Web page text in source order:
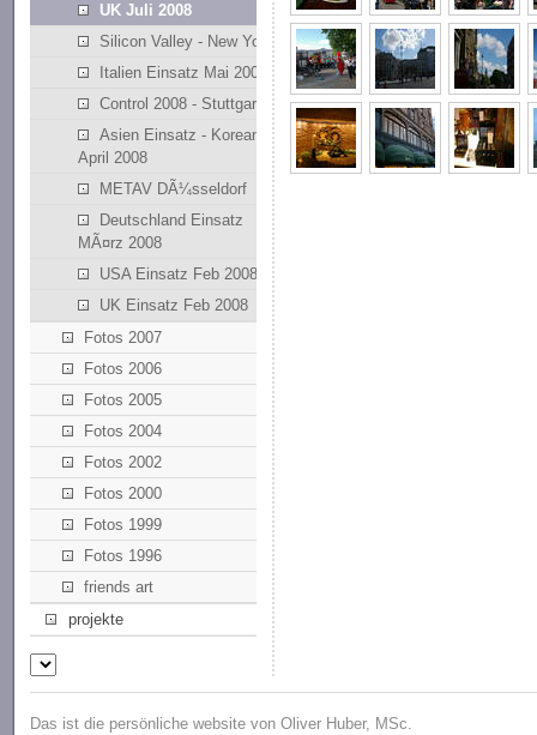
UK Juli 2008
Silicon Valley - New York
Italien Einsatz Mai 2008
Control 2008 - Stuttgart
Asien Einsatz - Korean
April 2008
METAV DÃ¼sseldorf
Deutschland Einsatz
MÃ¤rz 2008
USA Einsatz Feb 2008
UK Einsatz Feb 2008
Fotos 2007
Fotos 2006
Fotos 2005
Fotos 2004
Fotos 2002
Fotos 2000
Fotos 1999
Fotos 1996
friends art
projekte
Das ist die persönliche website von Oliver Huber, MSc.